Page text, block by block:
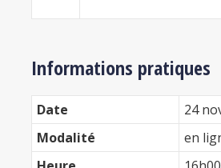
Informations pratiques
Date
24
Modalité
en